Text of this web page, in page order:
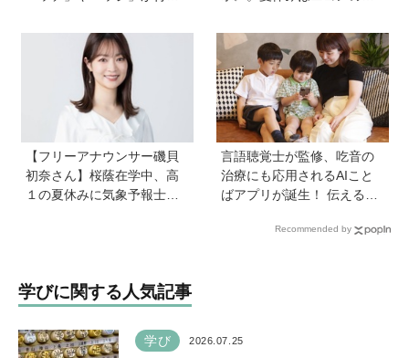
際問題】
へ！【高校生以下無料】
【フリーアナウンサー磯貝
初奈さん】桜蔭在学中、高
１の夏休みに気象予報士試
プする方法も
言語聴覚士が監修、吃音の
治療にも応用されるAIこと
ばアプリが誕生！ 伝える力
める「ことたね」の魅力と
Recommended by
学びに関する人気記事
学び 2026.07.25